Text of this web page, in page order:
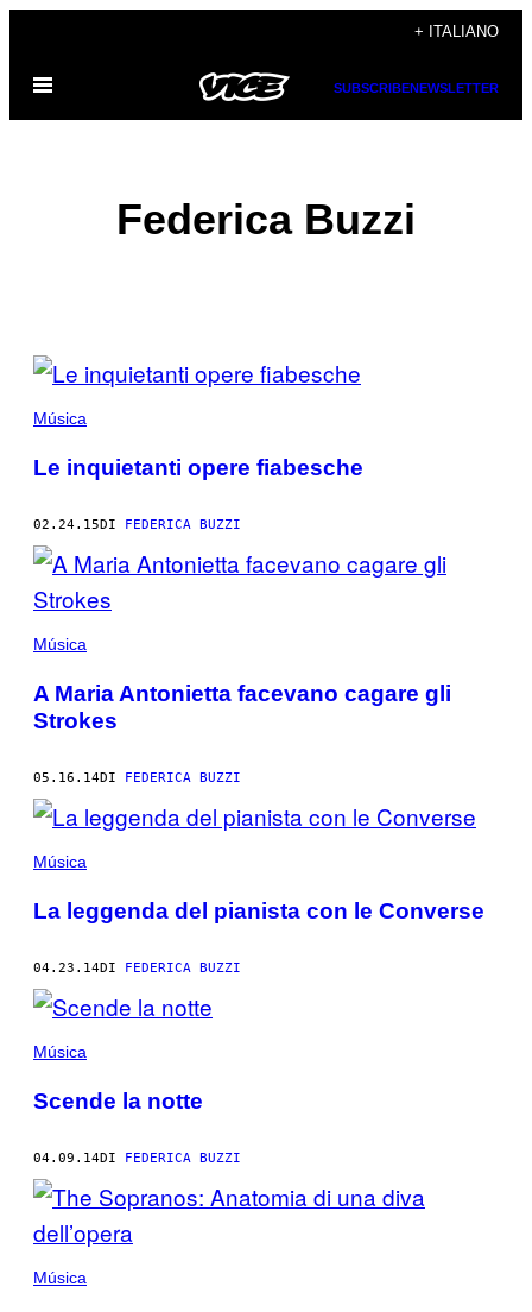
contenuto
+ ITALIANO
Apri
menu
SUBSCRIBENEWSLETTER
Federica Buzzi
POSTS
BY
THIS
Música
Le inquietanti opere fiabesche
02.24.15DI FEDERICA BUZZI
Música
A Maria Antonietta facevano cagare gli
Strokes
05.16.14DI FEDERICA BUZZI
Música
La leggenda del pianista con le Converse
04.23.14DI FEDERICA BUZZI
Música
Scende la notte
04.09.14DI FEDERICA BUZZI
Música